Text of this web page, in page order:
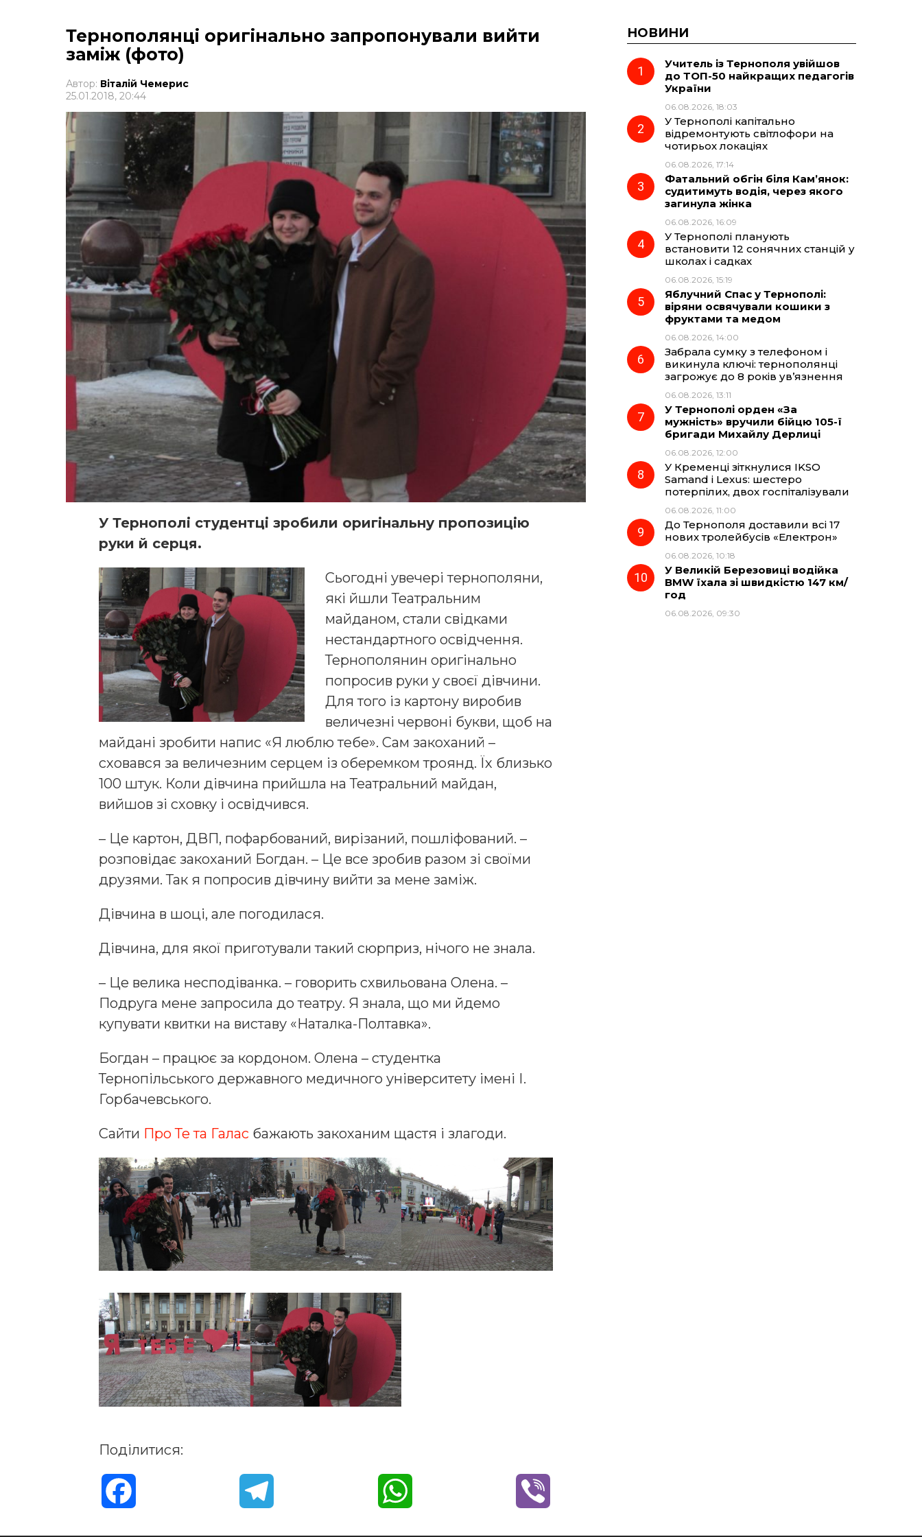
Тернополянці оригінально запропонували вийти
заміж (фото)
Автор: Віталій Чемерис
25.01.2018, 20:44
У Тернополі студентці зробили оригінальну пропозицію
руки й серця.
Сьогодні увечері тернополяни,
які йшли Театральним
майданом, стали свідками
нестандартного освідчення.
Тернополянин оригінально
попросив руки у своєї дівчини.
Для того із картону виробив
величезні червоні букви, щоб на
майдані зробити напис «Я люблю тебе». Сам закоханий –
сховався за величезним серцем із оберемком троянд. Їх близько
100 штук. Коли дівчина прийшла на Театральний майдан,
вийшов зі сховку і освідчився.
– Це картон, ДВП, пофарбований, вирізаний, пошліфований. –
розповідає закоханий Богдан. – Це все зробив разом зі своїми
друзями. Так я попросив дівчину вийти за мене заміж.
Дівчина в шоці, але погодилася.
Дівчина, для якої приготували такий сюрприз, нічого не знала.
– Це велика несподіванка. – говорить схвильована Олена. –
Подруга мене запросила до театру. Я знала, що ми йдемо
купувати квитки на виставу «Наталка-Полтавка».
Богдан – працює за кордоном. Олена – студентка
Тернопільського державного медичного університету імені І.
Горбачевського.
Сайти Про Те та Галас бажають закоханим щастя і злагоди.
Поділитися:
НОВИНИ
Учитель із Тернополя увійшов
до ТОП-50 найкращих педагогів
України
06.08.2026, 18:03
У Тернополі капітально
відремонтують світлофори на
чотирьох локаціях
06.08.2026, 17:14
Фатальний обгін біля Кам’янок:
судитимуть водія, через якого
загинула жінка
06.08.2026, 16:09
У Тернополі планують
встановити 12 сонячних станцій у
школах і садках
06.08.2026, 15:19
Яблучний Спас у Тернополі:
віряни освячували кошики з
фруктами та медом
06.08.2026, 14:00
Забрала сумку з телефоном і
викинула ключі: тернополянці
загрожує до 8 років ув’язнення
06.08.2026, 13:11
У Тернополі орден «За
мужність» вручили бійцю 105-ї
бригади Михайлу Дерлиці
06.08.2026, 12:00
У Кременці зіткнулися IKSO
Samand і Lexus: шестеро
потерпілих, двох госпіталізували
06.08.2026, 11:00
До Тернополя доставили всі 17
нових тролейбусів «Електрон»
06.08.2026, 10:18
У Великій Березовиці водійка
BMW їхала зі швидкістю 147 км/
год
06.08.2026, 09:30